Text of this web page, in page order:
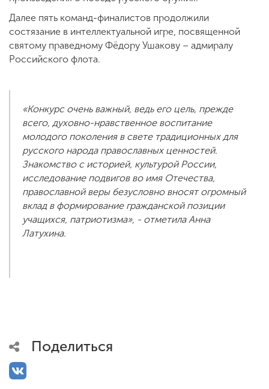
Далее пять команд-финалистов продолжили
состязание в интеллектуальной игре, посвященной
святому праведному Фёдору Ушакову – адмиралу
Российского флота.
«Конкурс очень важный, ведь его цель, прежде
всего, духовно-нравственное воспитание
молодого поколения в свете традиционных для
русского народа православных ценностей.
Знакомство с историей, культурой России,
исследование подвигов во имя Отечества,
православной веры безусловно вносят огромный
вклад в формирование гражданской позиции
учащихся, патриотизма», - отметила Анна
Латухина.
Поделиться